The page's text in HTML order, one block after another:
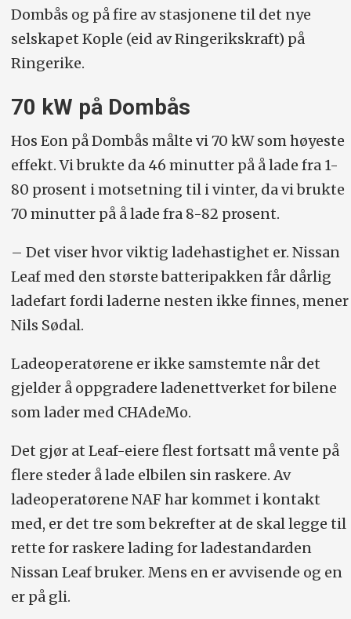
Dombås og på fire av stasjonene til det nye
selskapet Kople (eid av Ringerikskraft) på
Ringerike.
70 kW på Dombås
Hos Eon på Dombås målte vi 70 kW som høyeste
effekt. Vi brukte da 46 minutter på å lade fra 1-
80 prosent i motsetning til i vinter, da vi brukte
70 minutter på å lade fra 8-82 prosent.
– Det viser hvor viktig ladehastighet er. Nissan
Leaf med den største batteripakken får dårlig
ladefart fordi laderne nesten ikke finnes, mener
Nils Sødal.
Ladeoperatørene er ikke samstemte når det
gjelder å oppgradere ladenettverket for bilene
som lader med CHAdeMo.
Det gjør at Leaf-eiere flest fortsatt må vente på
flere steder å lade elbilen sin raskere. Av
ladeoperatørene NAF har kommet i kontakt
med, er det tre som bekrefter at de skal legge til
rette for raskere lading for ladestandarden
Nissan Leaf bruker. Mens en er avvisende og en
er på gli.